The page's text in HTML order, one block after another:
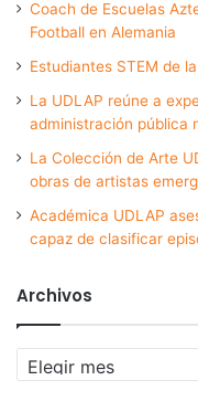
Coach de Escuelas
Football en Alemania
Estudiantes STEM de
La UDLAP reúne a
administración pública
La Colección de Arte
obras de artistas
Académica UDLAP
capaz de clasificar
Archivos
Archivos